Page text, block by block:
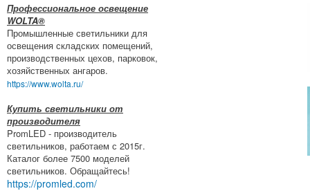
Профессиональное освещение
WOLTA®
Промышленные светильники для
освещения складских помещений,
производственных цехов, парковок,
хозяйственных ангаров.
https://www.wolta.ru/
Купить светильники от
производителя
PromLED - производитель
светильников, работаем с 2015г.
Каталог более 7500 моделей
светильников. Обращайтесь!
https://promled.com/